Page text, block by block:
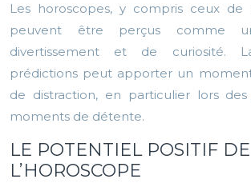
Les horoscopes, y compris ceux de
peuvent être perçus comme
divertissement et de curiosité.
prédictions peut apporter un
de distraction, en particulier lors
moments de détente.
LE POTENTIEL POSITIF DE
L’HOROSCOPE